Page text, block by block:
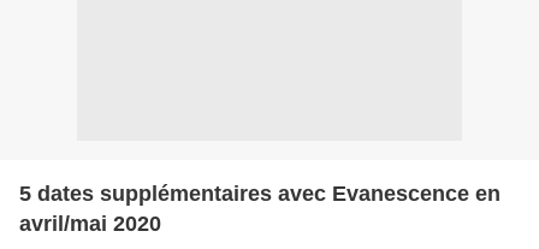
5 dates supplémentaires avec Evanescence en
avril/mai 2020